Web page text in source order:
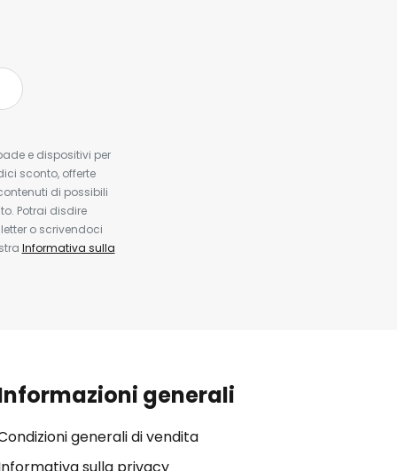
e dispositivi per
sconto, offerte
di possibili
Potrai disdire
o scrivendoci
Informativa sulla
generali
generali di vendita